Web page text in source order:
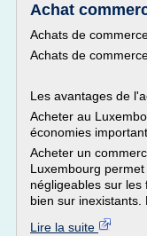
Achat
Achats de
Achats de
Les avantages de
Acheter au
économies
Acheter un
Luxembourg
négligeables sur
bien sur inexistants.
Lire la suite